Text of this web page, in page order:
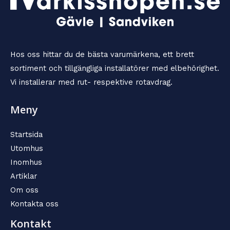
Hos oss hittar du de bästa varumärkena, ett brett
sortiment och tillgängliga installatörer med elbehörighet.
Vi installerar med rut- respektive rotavdrag.
Meny
Startsida
Utomhus
Inomhus
Artiklar
Om oss
Kontakta oss
Kontakt